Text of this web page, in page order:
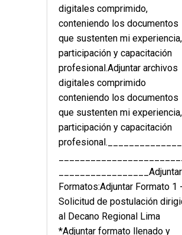
digitales comprimido,
conteniendo los documentos
que sustenten mi experiencia,
participación y capacitación
profesional.Adjuntar archivos
digitales comprimido
conteniendo los documentos
que sustenten mi experiencia,
participación y capacitación
_________________Adjuntar
Formatos:Adjuntar Formato 1 -
Solicitud de postulación
al Decano Regional Lima
*Adjuntar formato llenado y